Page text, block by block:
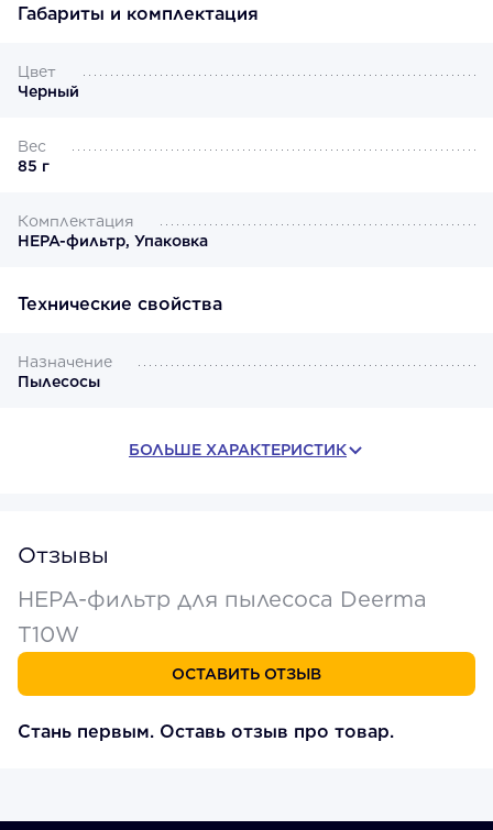
Габариты и комплектация
Цвет
Черный
Вес
85 г
Комплектация
HEPA-фильтр, Упаковка
Технические свойства
Назначение
Пылесосы
БОЛЬШЕ ХАРАКТЕРИСТИК
Отзывы
HEPA-фильтр для пылесоса Deerma
T10W
ОСТАВИТЬ ОТЗЫВ
Стань первым. Оставь отзыв про товар.